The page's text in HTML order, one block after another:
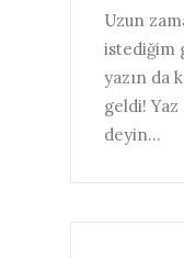
Uzun
istediğim
yazın da
geldi!
deyin...